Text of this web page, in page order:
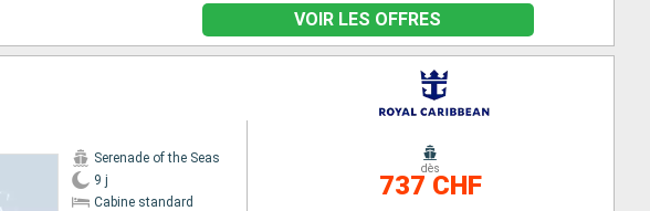
VOIR LES OFFRES
Serenade of the Seas
9 j
Cabine standard
dès
737 CHF